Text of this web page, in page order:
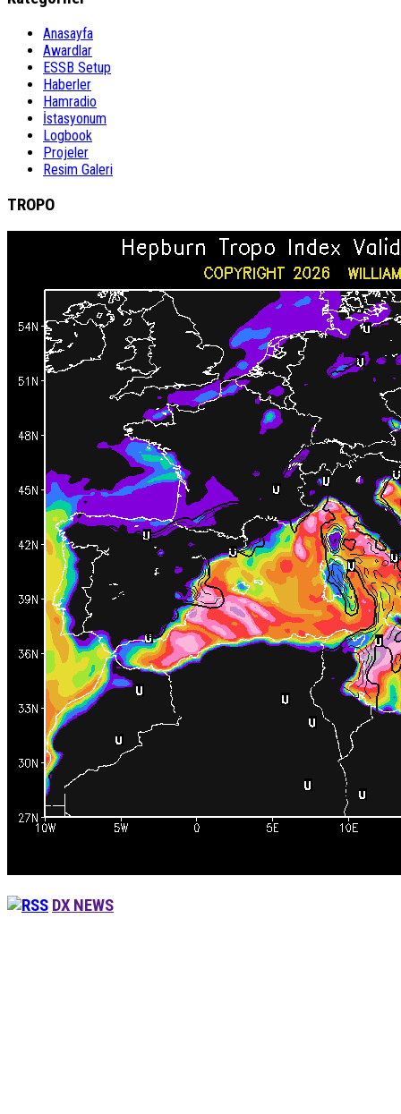
Anasayfa
Awardlar
ESSB Setup
Haberler
Hamradio
İstasyonum
Logbook
Projeler
Resim Galeri
TROPO
DX NEWS